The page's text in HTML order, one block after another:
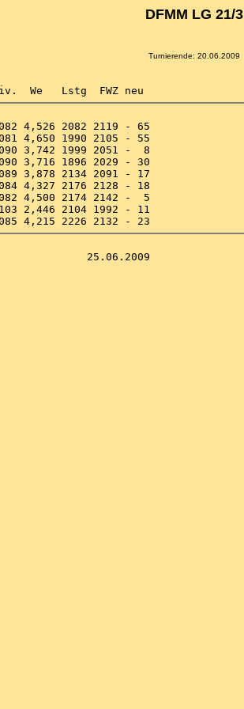
DFMM LG 21/3
Turnierende: 20.06.2009
4,526 2082 2119 - 65
4,650 1990 2105 - 55
3,742 1999 2051 -  8
3,716 1896 2029 - 30
3,878 2134 2091 - 17
4,327 2176 2128 - 18
4,500 2174 2142 -  5
2,446 2104 1992 - 11